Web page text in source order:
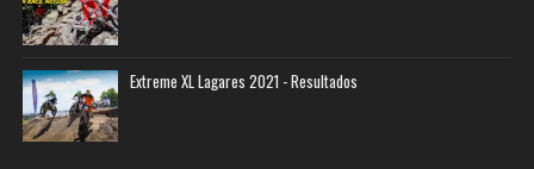
Extreme XL Lagares 2021 - Resultados